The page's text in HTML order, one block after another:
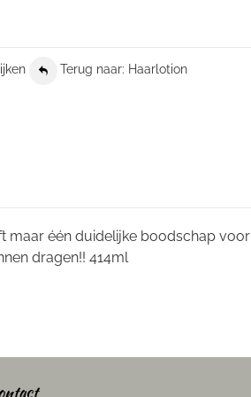
Terug naar: Haarlotion
maar één duidelijke boodschap voor
dragen!! 414ml